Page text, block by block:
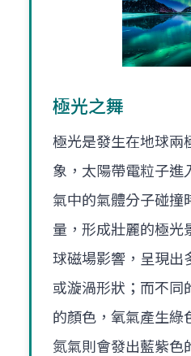
極光之舞
極光是發生在地球兩
象，太陽帶電粒子進
氣中的氣體分子碰撞
量，形成壯麗的極光
球磁場影響，呈現出
或漩渦形狀；而不同
的顏色，氧氣產生綠
氮氣則會發出藍紫色